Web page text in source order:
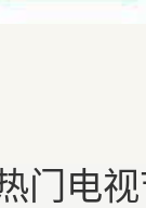
电视